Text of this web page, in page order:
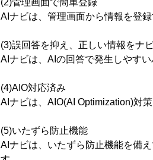
(2)管理画面で簡単登録
AIナビは、管理画面から情報を登
(3)誤回答を抑え、正しい情報をナ
AIナビは、AIの回答で発生しやす
(4)AIO対応済み
AIナビは、AIO(AI Optimization)対
(5)いたずら防止機能
AIナビは、いたずら防止機能を備